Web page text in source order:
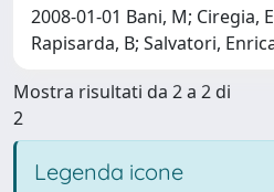
2008-01-01 Bani, M; Ciregia,
Rapisarda, B; Salvatori,
Mostra risultati da 2 a 2 di
2
Legenda icone